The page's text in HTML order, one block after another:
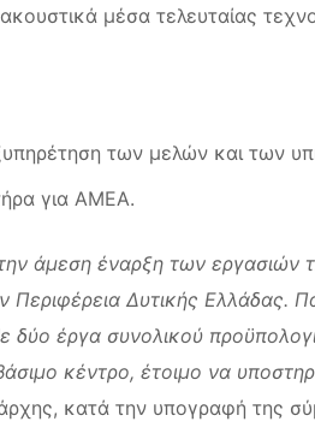
μέσα τελευταίας
των μελών και των
για ΑΜΕΑ.
άμεση έναρξη των εργασιών
Δυτικής Ελλάδας.
δύο έργα συνολικού
κέντρο, έτοιμο να
κατά την υπογραφή της